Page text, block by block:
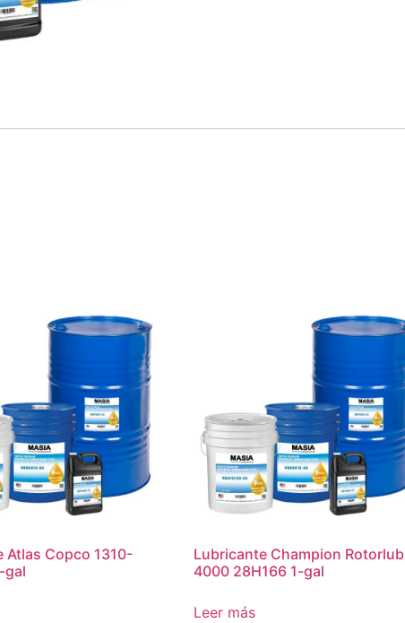
Atlas Copco 1310-
gal
Lubricante Champion Rotorlub
4000 28H166 1-gal
Leer más